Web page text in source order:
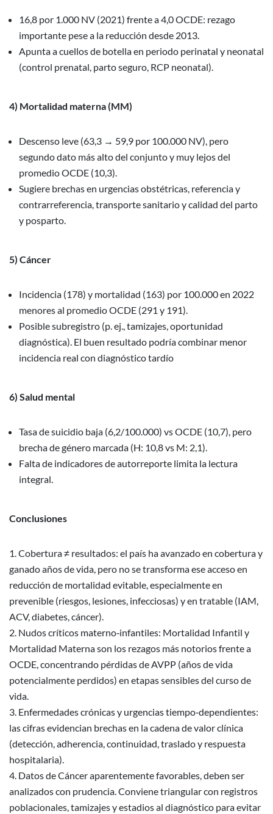
16,8 por 1.000 NV (2021) frente a 4,0 OCDE: rezago
importante pese a la reducción desde 2013.
Apunta a cuellos de botella en periodo perinatal y neonatal
(control prenatal, parto seguro, RCP neonatal).
4) Mortalidad materna (MM)
Descenso leve (63,3 → 59,9 por 100.000 NV), pero
segundo dato más alto del conjunto y muy lejos del
promedio OCDE (10,3).
Sugiere brechas en urgencias obstétricas, referencia y
contrarreferencia, transporte sanitario y calidad del parto
y posparto.
5) Cáncer
Incidencia (178) y mortalidad (163) por 100.000 en 2022
menores al promedio OCDE (291 y 191).
Posible subregistro (p. ej., tamizajes, oportunidad
diagnóstica). El buen resultado podría combinar menor
incidencia real con diagnóstico tardío
6) Salud mental
Tasa de suicidio baja (6,2/100.000) vs OCDE (10,7), pero
brecha de género marcada (H: 10,8 vs M: 2,1).
Falta de indicadores de autorreporte limita la lectura
integral.
Conclusiones
Cobertura ≠ resultados: el país ha avanzado en cobertura y
ganado años de vida, pero no se transforma ese acceso en
reducción de mortalidad evitable, especialmente en
prevenible (riesgos, lesiones, infecciosas) y en tratable (IAM,
ACV, diabetes, cáncer).
Nudos críticos materno‑infantiles: Mortalidad Infantil y
Mortalidad Materna son los rezagos más notorios frente a
OCDE, concentrando pérdidas de AVPP (años de vida
potencialmente perdidos) en etapas sensibles del curso de
vida.
Enfermedades crónicas y urgencias tiempo‑dependientes:
las cifras evidencian brechas en la cadena de valor clínica
(detección, adherencia, continuidad, traslado y respuesta
hospitalaria).
Datos de Cáncer aparentemente favorables, deben ser
analizados con prudencia. Conviene triangular con registros
poblacionales, tamizajes y estadios al diagnóstico para evitar